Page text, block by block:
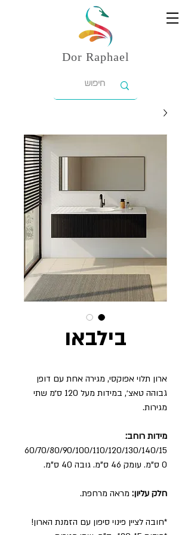
Dor Raphael
בילבאו
ארון תלוי אפוקסי, מגירה אחת עם דופן
גבוהה טאצ׳, במידות מעל 120 ס״מ שתי
מגירות.
מידות רוחב:
60/70/80/90/100/110/120/130/140/15
0 ס"מ. עומק 46 ס"מ. גובה 40 ס"מ.
חלק עליון: מראה מרחפת.
*חובה לציין פינוי סיפון עם הזמנת הארון!